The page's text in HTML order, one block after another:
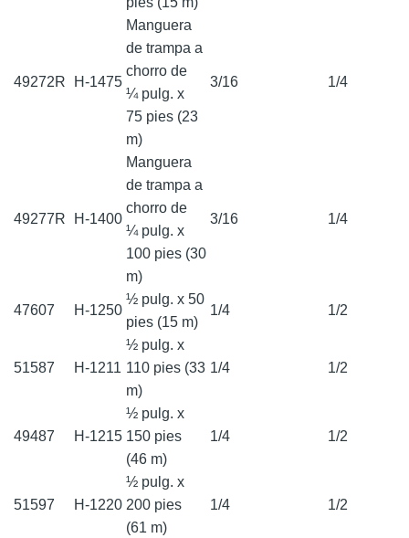
49272R H-1475
Manguera
de trampa a
chorro de
¼ pulg. x
75 pies (23
m)
3/16 1/4
49277R H-1400
Manguera
de trampa a
chorro de
¼ pulg. x
100 pies (30
m)
3/16 1/4
47607 H-1250
½ pulg. x 50
pies (15 m)
1/4 1/2
51587 H-1211
½ pulg. x
110 pies (33
m)
1/4 1/2
49487 H-1215
½ pulg. x
150 pies
(46 m)
1/4 1/2
51597 H-1220
½ pulg. x
200 pies
(61 m)
1/4 1/2